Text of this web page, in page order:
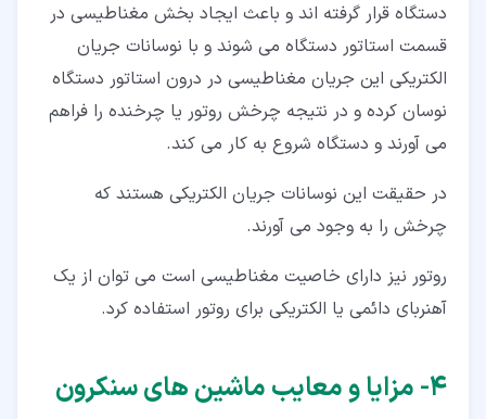
دستگاه قرار گرفته اند و باعث ایجاد بخش مغناطیسی در
قسمت استاتور دستگاه می شوند و با نوسانات جریان
الکتریکی این جریان مغناطیسی در درون استاتور دستگاه
نوسان کرده و در نتیجه چرخش روتور یا چرخنده را فراهم
می آورند و دستگاه شروع به کار می کند.
در حقیقت این نوسانات جریان الکتریکی هستند که
چرخش را به وجود می آورند.
روتور نیز دارای خاصیت مغناطیسی است می توان از یک
آهنربای دائمی یا الکتریکی برای روتور استفاده کرد.
۴‏- مزایا و معایب ماشین های سنکرون